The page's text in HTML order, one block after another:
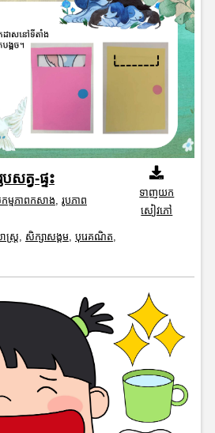
សត្វ-ផ្ទះ
ម្មភាពកសាង រូបភាព
ស្រ្ត សិក្សាសង្គម, បុរេគណិត
ទាញយក
សៀវភៅ